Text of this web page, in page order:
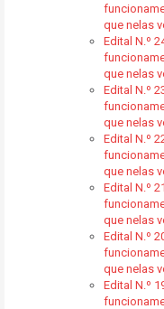
que nelas
Edital N.º
que nelas
Edital N.º
que nelas
Edital N.º
que nelas
Edital N.º
que nelas
Edital N.º
que nelas
Edital N.º